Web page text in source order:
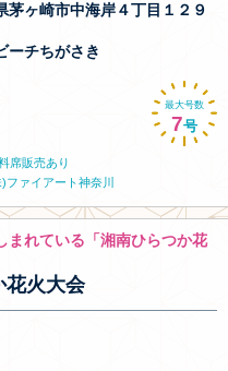
茅ヶ崎市中海岸４丁目１２９
ーチちがさき
最大号数
7号
席販売あり
ファイアート神奈川
まれている「湘南ひらつか花
花火大会